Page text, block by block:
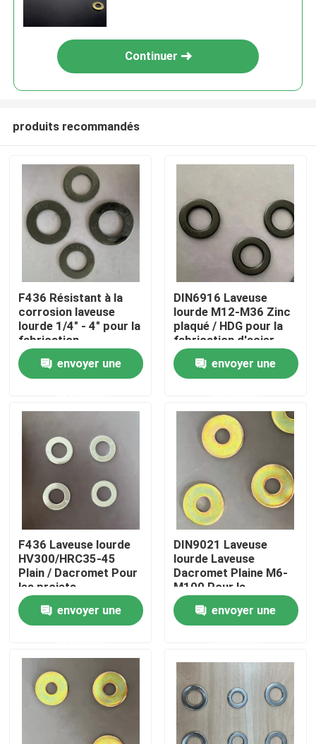
Accueil
A propos de nous
Produits
Laveuse en acier plat
Laveuses en acier durci
Machines à laver en acier
Laveuses simples
Machines à laver à l'eau chauffée
Continuer
produits recommandés
F436 Résistant à la
corrosion laveuse
lourde 1/4" - 4" pour la
fabrication
automobile
envoyer une
DIN6916 Laveuse
lourde M12-M36 Zinc
plaqué / HDG pour la
fabrication d'acier
envoyer une
F436 Laveuse lourde
HV300/HRC35-45
Plain / Dacromet Pour
les projets
d'infrastructure
envoyer une
DIN9021 Laveuse
lourde Laveuse
Dacromet Plaine M6-
M100 Pour la
fabrication
automobileenvoyer une